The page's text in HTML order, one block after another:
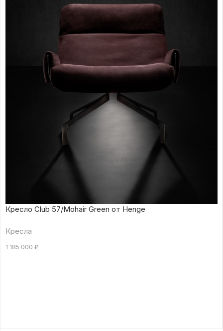
Кресло Club 57/Mohair Green от Henge
Кресла
1 185 000 ₽